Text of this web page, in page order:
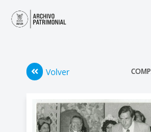
Volver